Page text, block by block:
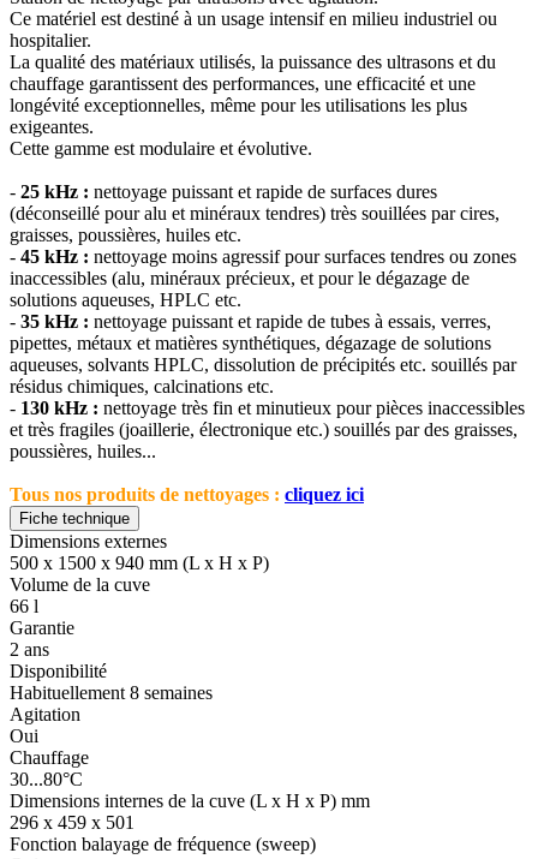
Ce matériel est destiné à un usage intensif en milieu industriel ou
hospitalier.
La qualité des matériaux utilisés, la puissance des ultrasons et du
chauffage garantissent des performances, une efficacité et une
longévité exceptionnelles, même pour les utilisations les plus
exigeantes.
Cette gamme est modulaire et évolutive.
- 25 kHz : nettoyage puissant et rapide de surfaces dures
(déconseillé pour alu et minéraux tendres) très souillées par cires,
graisses, poussières, huiles etc.
- 45 kHz : nettoyage moins agressif pour surfaces tendres ou zones
inaccessibles (alu, minéraux précieux, et pour le dégazage de
solutions aqueuses, HPLC etc.
- 35 kHz : nettoyage puissant et rapide de tubes à essais, verres,
pipettes, métaux et matières synthétiques, dégazage de solutions
aqueuses, solvants HPLC, dissolution de précipités etc. souillés par
résidus chimiques, calcinations etc.
- 130 kHz : nettoyage très fin et minutieux pour pièces inaccessibles
et très fragiles (joaillerie, électronique etc.) souillés par des graisses,
poussières, huiles...
Tous nos produits de nettoyages : cliquez ici
Fiche technique
Dimensions externes
500 x 1500 x 940 mm (L x H x P)
Volume de la cuve
66 l
Garantie
2 ans
Disponibilité
Habituellement 8 semaines
Agitation
Oui
Chauffage
30...80°C
Dimensions internes de la cuve (L x H x P) mm
296 x 459 x 501
Fonction balayage de fréquence (sweep)